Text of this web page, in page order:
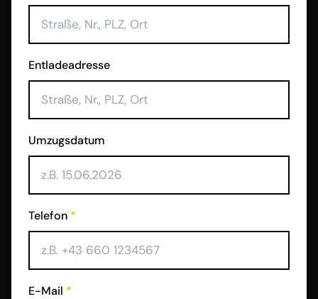
Entladeadresse
Umzugsdatum
Telefon *
E-Mail *